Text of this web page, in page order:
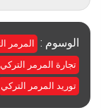
الوسوم : المرمر
تجارة المرمر التركي
توريد المرمر التركي